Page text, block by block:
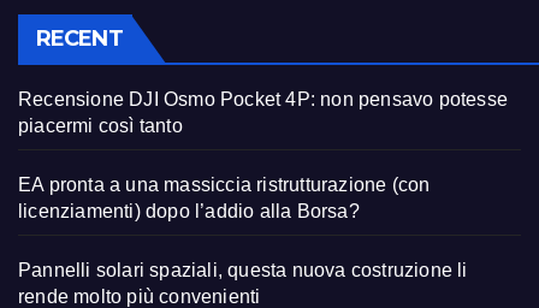
RECENT
Recensione DJI Osmo Pocket 4P: non pensavo potesse
piacermi così tanto
EA pronta a una massiccia ristrutturazione (con
licenziamenti) dopo l’addio alla Borsa?
Pannelli solari spaziali, questa nuova costruzione li
rende molto più convenienti